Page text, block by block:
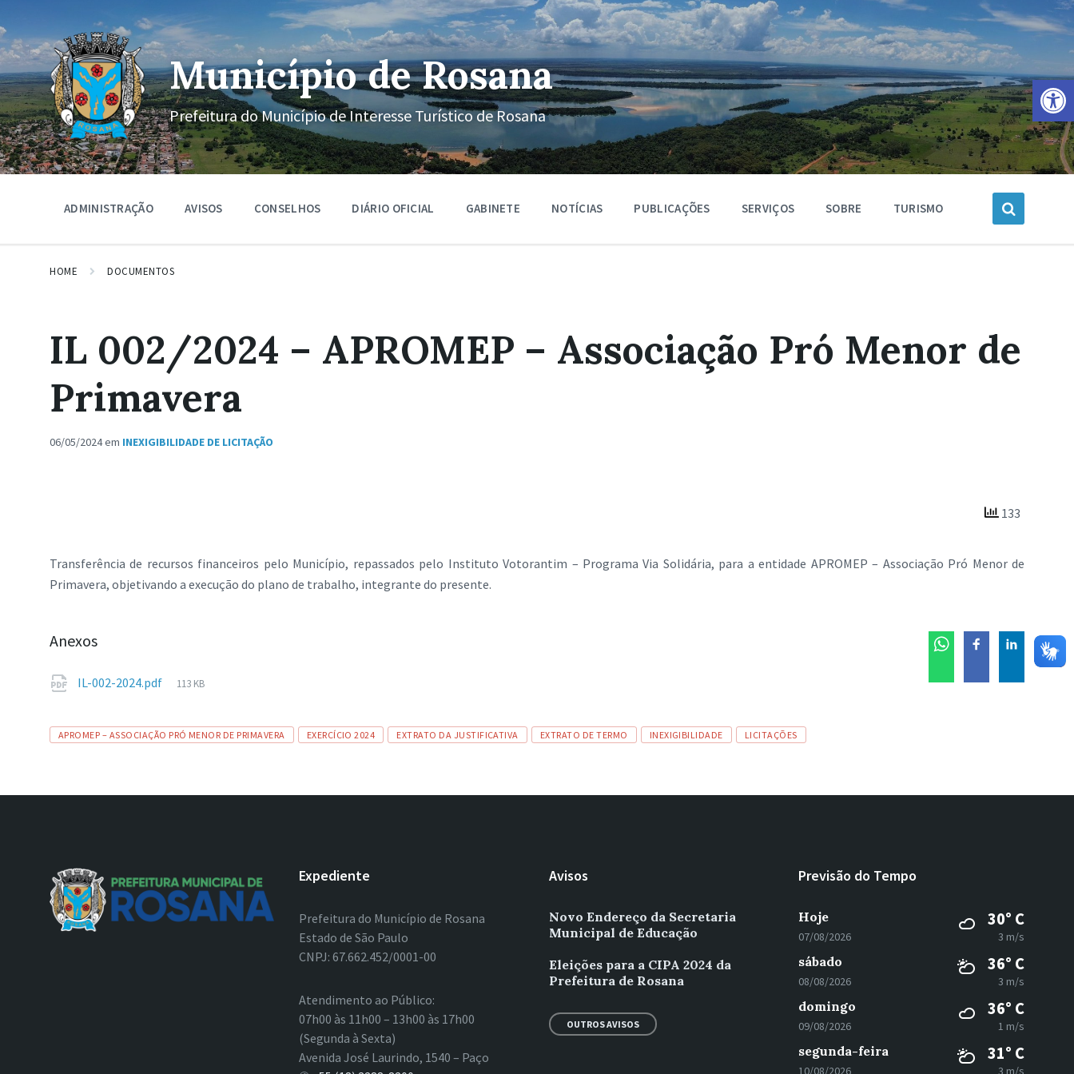
Barra de Ferramentas Aberta
o
conteúdo
a
navegação
principal
o
rodapé
Município de Rosana
Prefeitura do Município de Interesse Turístico de Rosana
ADMINISTRAÇÃO AVISOS CONSELHOS DIÁRIO OFICIAL GABINETE NOTÍCIAS PUBLICAÇÕES SERVIÇOS SOBRE TURISMO
HOME DOCUMENTOS
IL 002/2024 – APROMEP – Associação Pró Menor de
Primavera
06/05/2024em INEXIGIBILIDADE DE LICITAÇÃO
133
Transferência de recursos financeiros pelo Município, repassados pelo Instituto Votorantim – Programa Via Solidária, para a entidade APROMEP – Associação Pró Menor de
Primavera, objetivando a execução do plano de trabalho, integrante do presente.
Anexos
IL-002-2024.pdf
Tamanho
113 KB
Tags
APROMEP – ASSOCIAÇÃO PRÓ MENOR DE PRIMAVERA EXERCÍCIO 2024 EXTRATO DA JUSTIFICATIVA EXTRATO DE TERMO INEXIGIBILIDADE LICITAÇÕES
Expediente
Prefeitura do Município de Rosana
Estado de São Paulo
CNPJ: 67.662.452/0001-00
Atendimento ao Público:
07h00 às 11h00 – 13h00 às 17h00
(Segunda à Sexta)
Avenida José Laurindo, 1540 – Paço
Avisos
Novo Endereço da Secretaria
Municipal de Educação
Eleições para a CIPA 2024 da
Prefeitura de Rosana
OUTROS AVISOS
Previsão do Tempo
Hoje
07/08/2026
30° C
3 m/s
sábado
08/08/2026
36° C
3 m/s
domingo
09/08/2026
36° C
1 m/s
segunda-feira
10/08/2026
31° C
3 m/s